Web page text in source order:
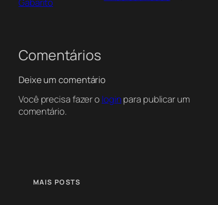
Gabarito
Comentários
Deixe um comentário
Você precisa fazer o loginpara publicar um
comentário.
MAIS POSTS